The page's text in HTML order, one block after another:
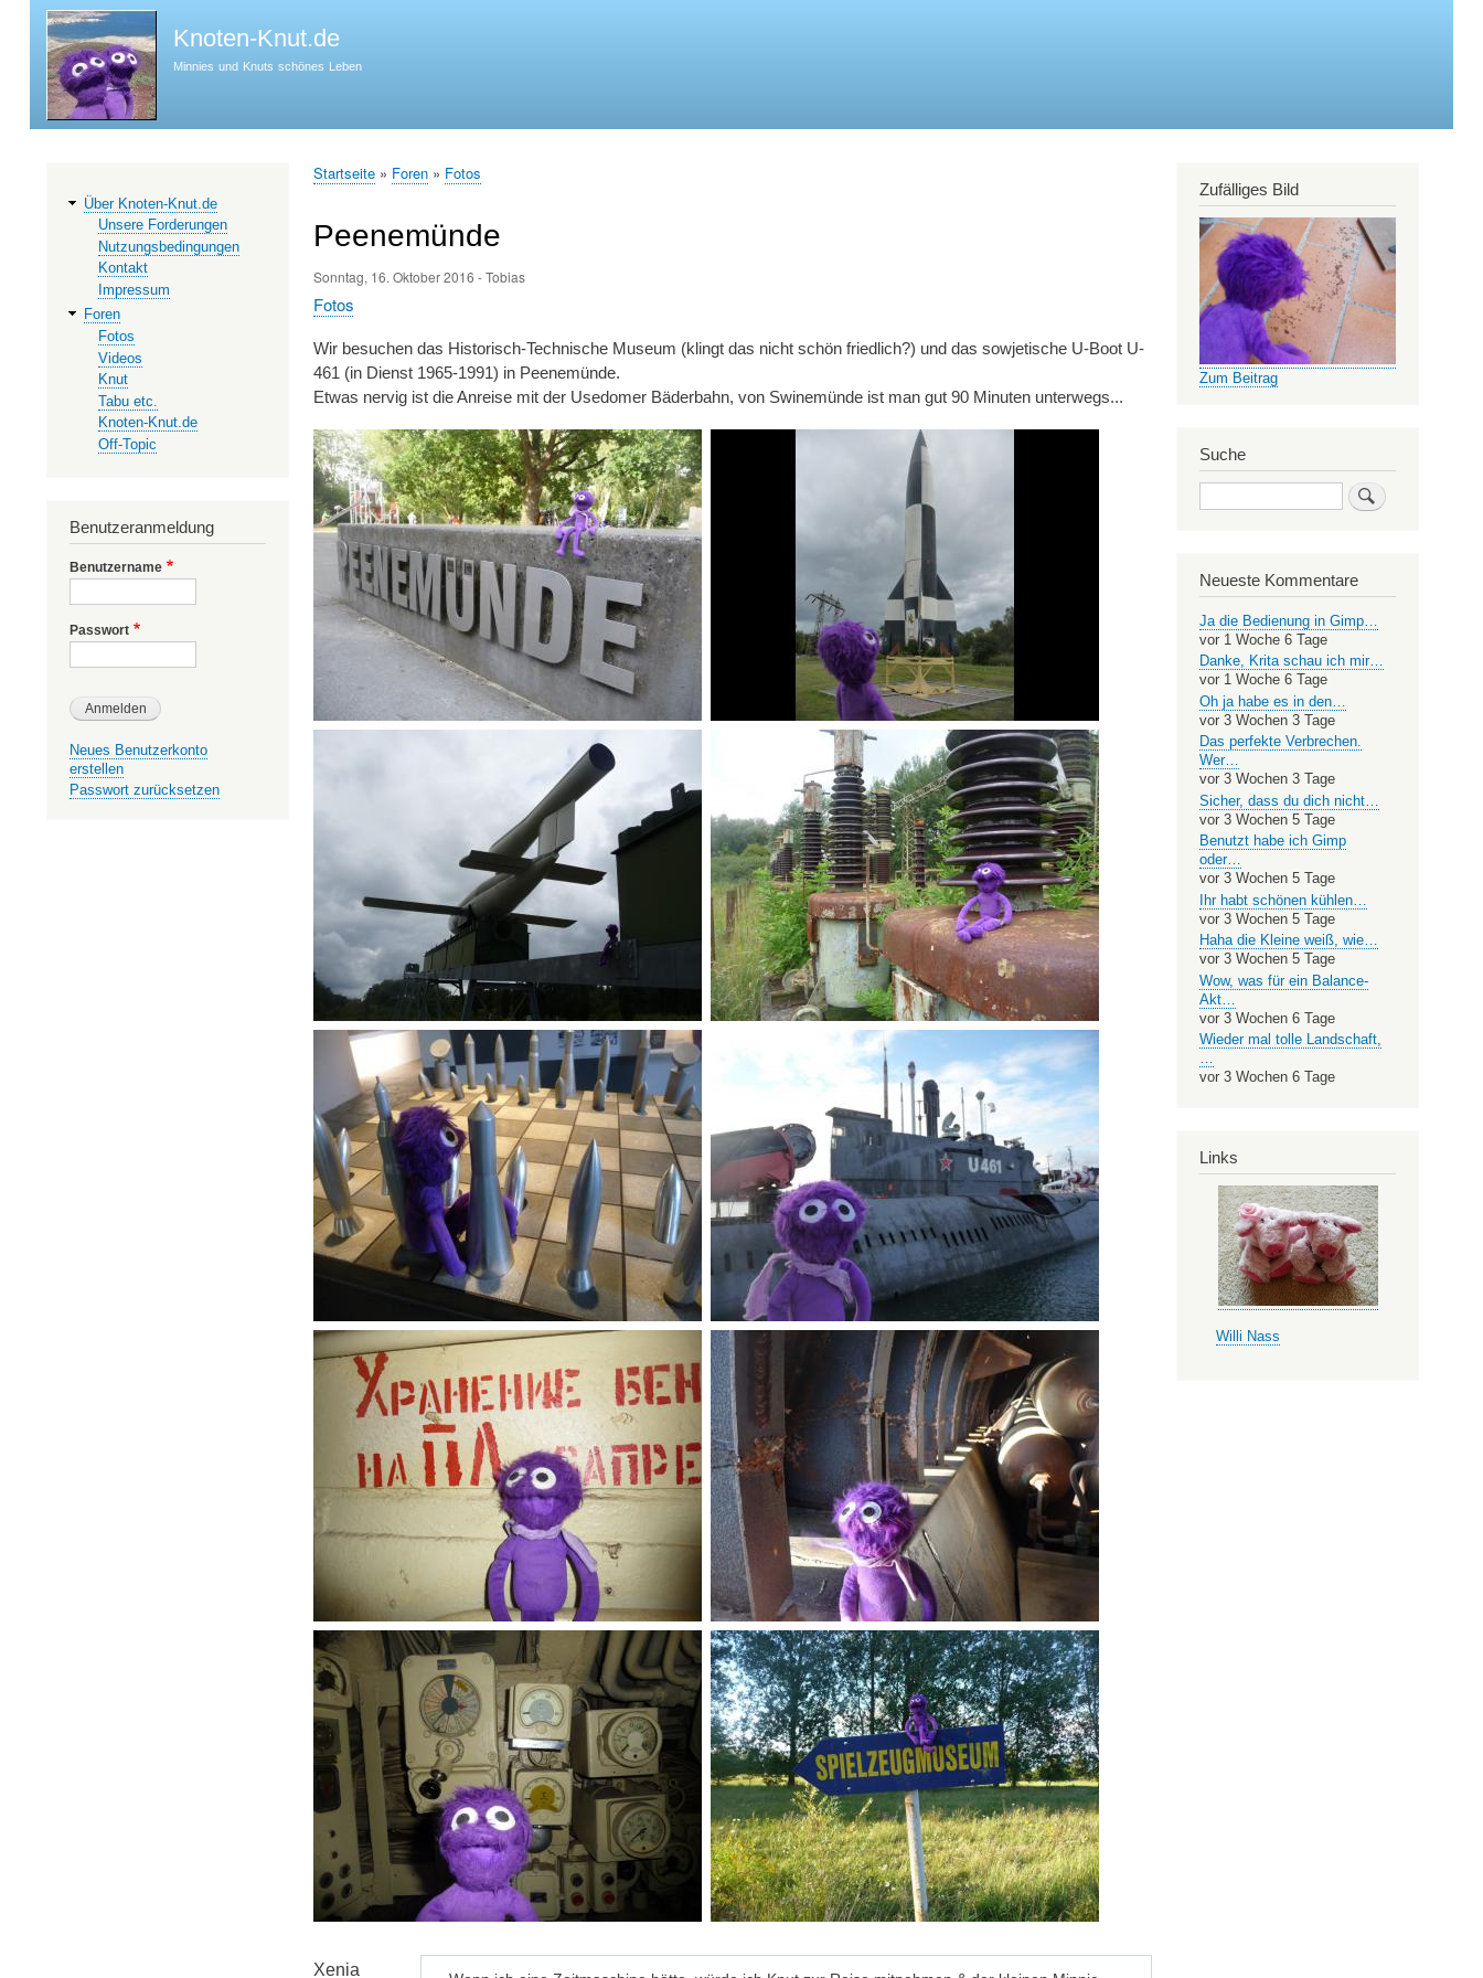
Knoten-Knut.de
Minnies und Knuts schönes Leben
Startseite Foren Fotos
Peenemünde
Sonntag, 16. Oktober 2016 -Tobias
Fotos
Wir besuchen das Historisch-Technische Museum (klingt das nicht schön friedlich?) und das sowjetische U-Boot U-
461 (in Dienst 1965-1991) in Peenemünde.
Etwas nervig ist die Anreise mit der Usedomer Bäderbahn, von Swinemünde ist man gut 90 Minuten unterwegs...
Xenia
Über Knoten-Knut.de
Unsere Forderungen
Nutzungsbedingungen
Kontakt
Impressum
Foren
Fotos
Videos
Knut
Tabu etc.
Knoten-Knut.de
Off-Topic
Benutzeranmeldung
Benutzername
Passwort
Neues Benutzerkonto
erstellen
Passwort zurücksetzen
Zufälliges Bild
Zum Beitrag
Suche
Neueste Kommentare
Ja die Bedienung in Gimp…
vor 1 Woche 6 Tage
Danke, Krita schau ich mir…
vor 1 Woche 6 Tage
Oh ja habe es in den…
vor 3 Wochen 3 Tage
Das perfekte Verbrechen.
Wer…
vor 3 Wochen 3 Tage
Sicher, dass du dich nicht…
vor 3 Wochen 5 Tage
Benutzt habe ich Gimp
oder…
vor 3 Wochen 5 Tage
Ihr habt schönen kühlen…
vor 3 Wochen 5 Tage
Haha die Kleine weiß, wie…
vor 3 Wochen 5 Tage
Wow, was für ein Balance-
Akt…
vor 3 Wochen 6 Tage
Wieder mal tolle Landschaft,
…
vor 3 Wochen 6 Tage
Links
Willi Nass